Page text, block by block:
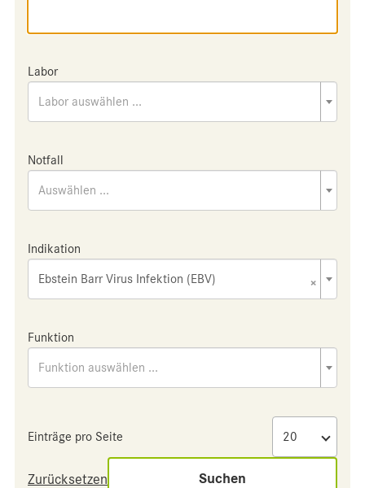
Labor
Labor auswählen ...
Notfall
Auswählen ...
Indikation
×
Ebstein Barr Virus Infektion (EBV)
Funktion
Funktion auswählen ...
Einträge pro Seite
Zurücksetzen Suchen